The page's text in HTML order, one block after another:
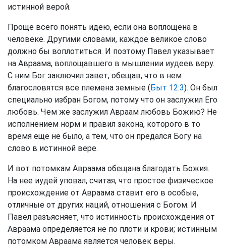
истинной верой.
Проще всего понять идею, если она воплощена в
человеке. Другими словами, каждое великое слово
должно бы воплотиться. И поэтому Павел указывает
на Авраама, воплощавшего в мышлении иудеев веру.
С ним Бог заключил завет, обещав, что в нем
благословятся все племена земные (Быт 12:3). Он был
специально избран Богом, потому что он заслужил Его
любовь. Чем же заслужил Авраам любовь Божию? Не
исполнением норм и правил закона, которого в то
время еще не было, а тем, что он предался Богу на
слово в истинной вере.
И вот потомкам Авраама обещана благодать Божия.
На нее иудей уповал, считая, что простое физическое
происхождение от Авраама ставит его в особые,
отличные от других наций, отношения с Богом. И
Павел разъясняет, что истинность происхождения от
Авраама определяется не по плоти и крови; истинным
потомком Авраама является человек веры.